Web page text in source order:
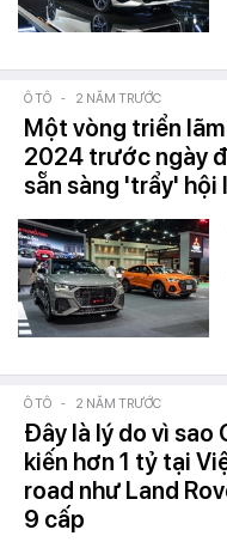
Ô TÔ - 2 NĂM TRƯỚC
Một vòng triển
2024 trước ngày
sẵn sàng 'trẩy' hội
Ô TÔ - 2 NĂM TRƯỚC
Đây là lý do vì sao
kiến hơn 1 tỷ tại
road như Land
9 cấp